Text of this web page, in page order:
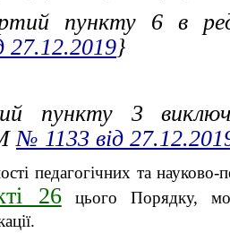
пункту 6 в
27.12.2019}
пункту 3
№ 1133 від
педагогічних та науково-
26цього Порядку,